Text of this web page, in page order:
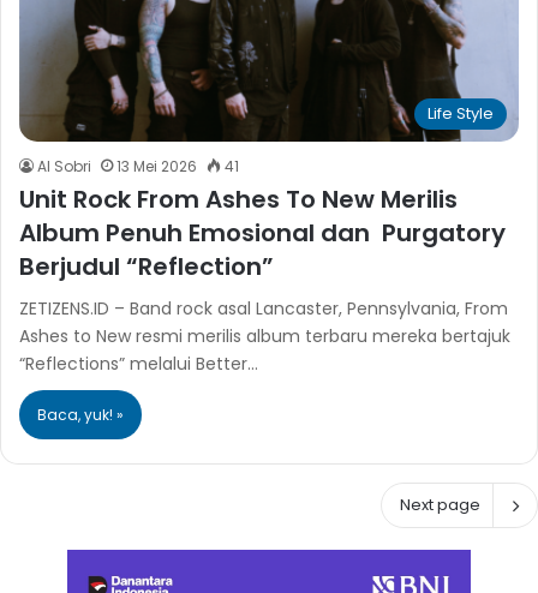
Life Style
Al Sobri 13 Mei 2026 41
Unit Rock From Ashes To New Merilis
Album Penuh Emosional dan Purgatory
Berjudul “Reflection”
ZETIZENS.ID – Band rock asal Lancaster, Pennsylvania, From
Ashes to New resmi merilis album terbaru mereka bertajuk
“Reflections” melalui Better…
Baca, yuk! »
Next page